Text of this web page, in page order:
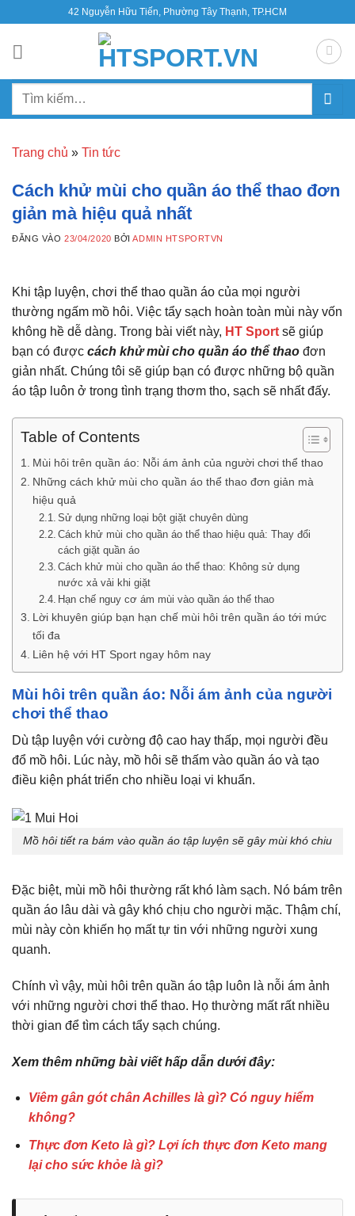
nội
42 Nguyễn Hữu Tiến, Phường Tây Thạnh, TP.HCM
Tìm
Trang chủ » Tin tức
Cách khử mùi cho quần áo thể thao đơn
giản mà hiệu quả nhất
ĐĂNG VÀO23/04/2020 BỞIADMIN HTSPORTVN
Khi tập luyện, chơi thể thao quần áo của mọi người
thường ngấm mồ hôi. Việc tẩy sạch hoàn toàn mùi này vốn
không hề dễ dàng. Trong bài viết này, HT Sport sẽ giúp
bạn có được cách khử mùi cho quần áo thể thao đơn
giản nhất. Chúng tôi sẽ giúp bạn có được những bộ quần
áo tập luôn ở trong tình trạng thơm tho, sạch sẽ nhất đấy.
Table of Contents
Mùi hôi trên quần áo: Nỗi ám ảnh của người chơi thể thao
Những cách khử mùi cho quần áo thể thao đơn giản mà
hiệu quả
Sử dụng những loại bột giặt chuyên dùng
Cách khử mùi cho quần áo thể thao hiệu quả: Thay đổi
cách giặt quần áo
Cách khử mùi cho quần áo thể thao: Không sử dụng
nước xả vải khi giặt
Hạn chế nguy cơ ám mùi vào quần áo thể thao
Lời khuyên giúp bạn hạn chế mùi hôi trên quần áo tới mức
tối đa
Liên hệ với HT Sport ngay hôm nay
Mùi hôi trên quần áo: Nỗi ám ảnh của người
chơi thể thao
Dù tập luyện với cường độ cao hay thấp, mọi người đều
đổ mồ hôi. Lúc này, mồ hôi sẽ thấm vào quần áo và tạo
điều kiện phát triển cho nhiều loại vi khuẩn.
Mồ hôi tiết ra bám vào quần áo tập luyện sẽ gây mùi khó chiu
Đặc biệt, mùi mồ hôi thường rất khó làm sạch. Nó bám trên
quần áo lâu dài và gây khó chịu cho người mặc. Thậm chí,
mùi này còn khiến họ mất tự tin với những người xung
quanh.
Chính vì vậy, mùi hôi trên quần áo tập luôn là nỗi ám ảnh
với những người chơi thể thao. Họ thường mất rất nhiều
thời gian để tìm cách tẩy sạch chúng.
Xem thêm những bài viết hấp dẫn dưới đây:
Viêm gân gót chân Achilles là gì? Có nguy hiểm
không?
Thực đơn Keto là gì? Lợi ích thực đơn Keto mang
lại cho sức khỏe là gì?